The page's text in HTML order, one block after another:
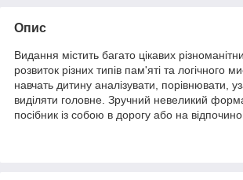
Опис
Видання містить багато цікавих
розвиток різних типів пам'яті та логічного
навчать дитину аналізувати, порівнювати,
виділяти головне. Зручний невеликий
посібник із собою в дорогу або на